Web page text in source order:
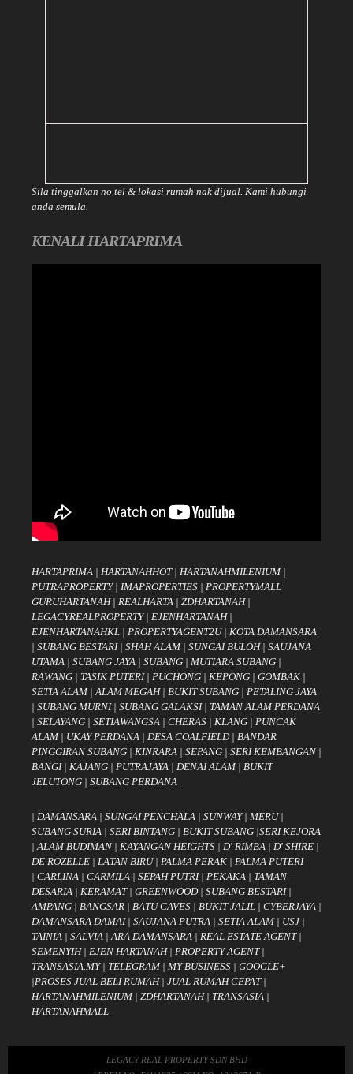
Sila tinggalkan no tel & lokasi rumah nak dijual. Kami hubungi
anda semula.
KENALI HARTAPRIMA
HARTAPRIMA | HARTANAHHOT| HARTANAHMILENIUM|
PUTRAPROPERTY| IMAPROPERTIES | PROPERTYMALL
GURUHARTANAH| REALHARTA | ZDHARTANAH|
LEGACYREALPROPERTY| EJENHARTANAH|
EJENHARTANAHKL | PROPERTYAGENT2U| KOTA DAMANSARA
| SUBANG BESTARI| SHAH ALAM| SUNGAI BULOH| SAUJANA
UTAMA | SUBANG JAYA | SUBANG | MUTIARA SUBANG |
RAWANG | TASIK PUTERI| PUCHONG | KEPONG | GOMBAK |
SETIA ALAM| ALAM MEGAH| BUKIT SUBANG | PETALING JAYA
| SUBANG MURNI| SUBANG GALAKSI| TAMAN ALAM PERDANA
| SELAYANG | SETIAWANGSA | CHERAS | KLANG | PUNCAK
ALAM| UKAY PERDANA | DESA COALFIELD| BANDAR
PINGGIRAN SUBANG | KINRARA | SEPANG | SERI KEMBANGAN |
BANGI| KAJANG | PUTRAJAYA | DENAI ALAM| BUKIT
JELUTONG | SUBANG PERDANA
| DAMANSARA | SUNGAI PENCHALA | SUNWAY| MERU|
SUBANG SURIA | SERI BINTANG | BUKIT SUBANG |SERI KEJORA
| ALAM BUDIMAN | KAYANGAN HEIGHTS | D' RIMBA | D' SHIRE |
DE ROZELLE | LATAN BIRU| PALMA PERAK | PALMA PUTERI
| CARLINA | CARMILA | SEPAH PUTRI| PEKAKA | TAMAN
DESARIA | KERAMAT| GREENWOOD| SUBANG BESTARI|
AMPANG | BANGSAR | BATU CAVES | BUKIT JALIL | CYBERJAYA |
DAMANSARA DAMAI| SAUJANA PUTRA | SETIA ALAM| USJ |
TAINIA | SALVIA | ARA DAMANSARA | REAL ESTATE AGENT |
SEMENYIH| EJEN HARTANAH| PROPERTY AGENT|
TRANSASIA.MY| TELEGRAM| MY BUSINESS | GOOGLE+
|PROSES JUAL BELI RUMAH| JUAL RUMAH CEPAT|
HARTANAHMILENIUM| ZDHARTANAH| TRANSASIA |
HARTANAHMALL
LEGACY REAL PROPERTY SDN BHD